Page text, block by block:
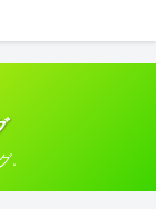
.